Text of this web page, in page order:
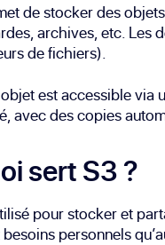
de stocker des
archives, etc. Les
de fichiers).
est accessible via
avec des copies
sert S3 ?
pour stocker et
personnels